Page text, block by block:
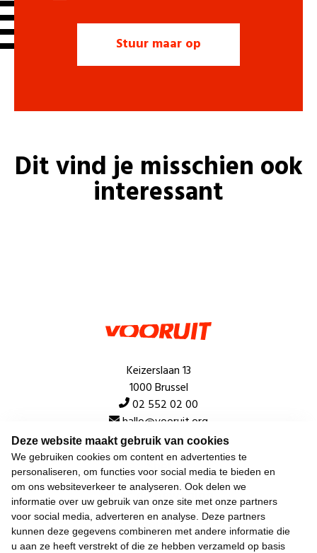
Deze website maakt gebruik van cookies
We gebruiken cookies om content en advertenties te
personaliseren, om functies voor social media te bieden en
om ons websiteverkeer te analyseren. Ook delen we
informatie over uw gebruik van onze site met onze partners
voor social media, adverteren en analyse. Deze partners
kunnen deze gegevens combineren met andere informatie die
u aan ze heeft verstrekt of die ze hebben verzameld op basis
Dit vind je misschien ook
interessant
Keizerslaan 13
1000 Brussel
02 552 02 00
hallo@vooruit.org
Snel
Over de beweging
Algemeen